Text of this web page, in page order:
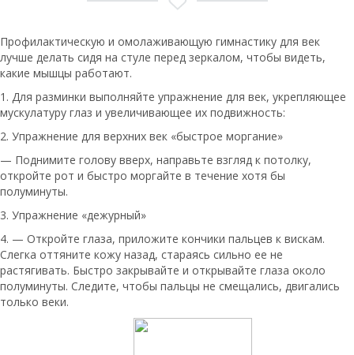
Профилактическую и омолаживающую гимнастику для век
лучше делать сидя на стуле перед зеркалом, чтобы видеть,
какие мышцы работают.
1. Для разминки выполняйте упражнение для век, укрепляющее
мускулатуру глаз и увеличивающее их подвижность:
2. Упражнение для верхних век «быстрое моргание»
— Поднимите голову вверх, направьте взгляд к потолку,
откройте рот и быстро моргайте в течение хотя бы
полуминуты.
3. Упражнение «дежурный»
4. — Откройте глаза, приложите кончики пальцев к вискам.
Слегка оттяните кожу назад, стараясь сильно ее не
растягивать. Быстро закрывайте и открывайте глаза около
полуминуты. Следите, чтобы пальцы не смещались, двигались
только веки.